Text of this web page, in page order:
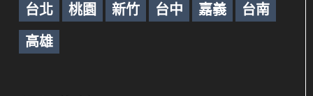
台北 桃園 新竹 台中 嘉義 台南
高雄